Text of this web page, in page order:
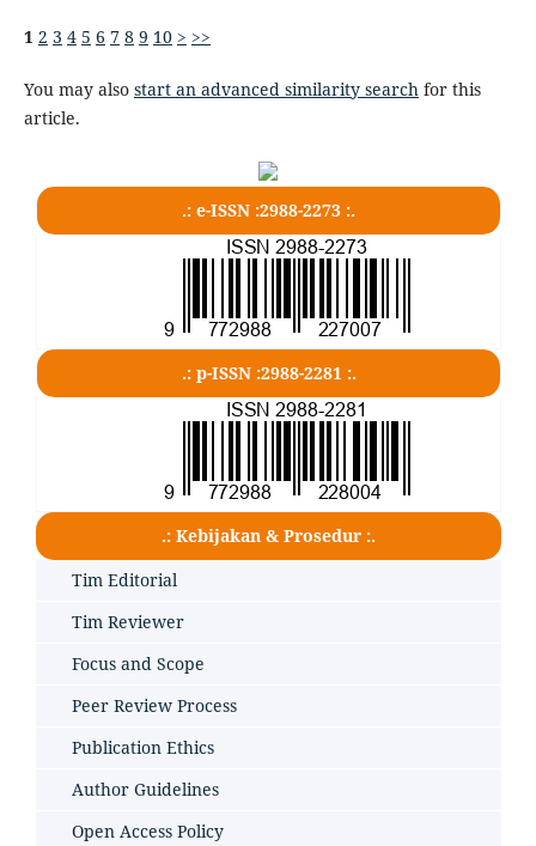
1 2 3 4 5 6 7 8 9 10 > >>
You may also start an advanced similarity searchfor this
article.
.: e-ISSN :2988-2273 :.
.: p-ISSN :2988-2281 :.
.: Kebijakan & Prosedur :.
Tim Editorial
Tim Reviewer
Focus and Scope
Peer Review Process
Publication Ethics
Author Guidelines
Open Access Policy